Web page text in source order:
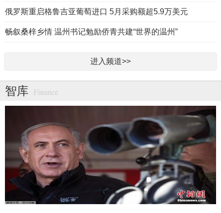
俄罗斯重启格鲁吉亚葡萄进口 5月采购额超5.9万美元
畅叙桑梓乡情 温州书记勉励侨青共建“世界的温州”
进入频道>>
智库 Finance